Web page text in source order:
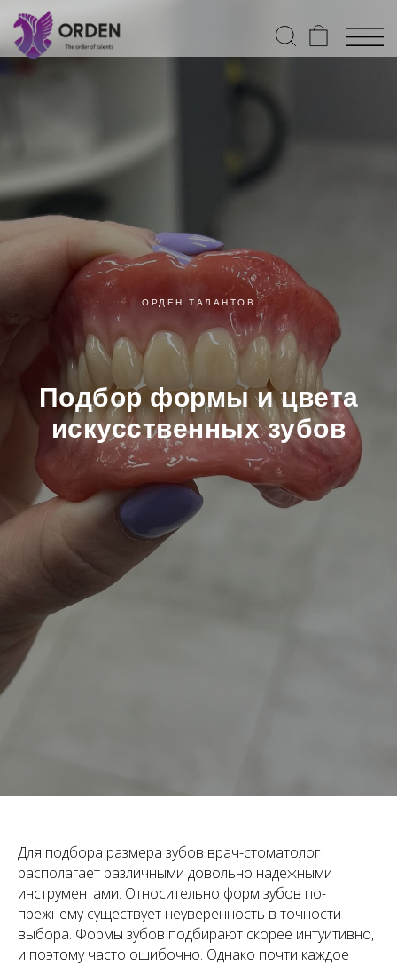
ОРДЕН ТАЛАНТОВ
Подбор формы и цвета
искусственных зубов
Для подбора размера зубов врач-стоматолог
располагает различными довольно надежными
инструментами. Относительно форм зубов по-
прежнему существует неуверенность в точности
выбора. Формы зубов подбирают скорее интуитивно,
и поэтому часто ошибочно. Однако почти каждое